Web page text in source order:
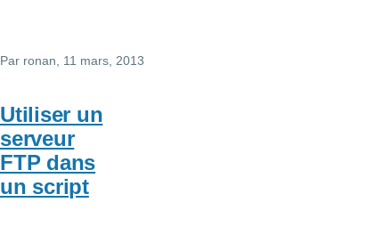
Par ronan , 11 mars, 2013
Utiliser un
serveur
FTP dans
un script